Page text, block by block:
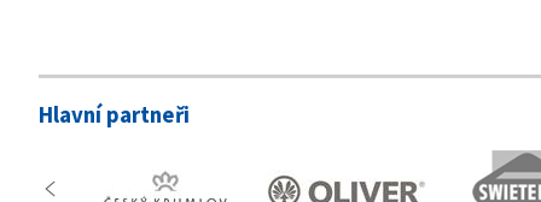
Hlavní partneři